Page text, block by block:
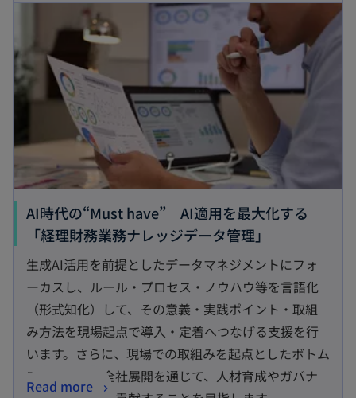
AI時代の“Must have” AI適用を最大化する
「経理財務業務ナレッジデータ管理」
生成AI活用を前提としたデータマネジメントにフォ
ーカスし、ルール・プロセス・ノウハウ等を言語化
（形式知化）して、その意義・実践ポイント・取組
み方法を現場起点で導入・定着へつなげる支援を行
います。さらに、現場での取組みを起点としたボトム
アップによる全社展開を通じて、人材育成やガバナ
Read more